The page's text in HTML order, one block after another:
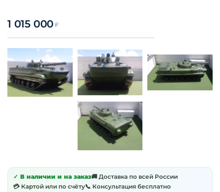
1 015 000 ₽
✓ В наличии и на заказ🚚 Доставка по всей России
💳 Картой или по счёту📞 Консультация бесплатно